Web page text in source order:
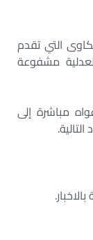
التي تقدم
مشفوعة
مباشرة إلى